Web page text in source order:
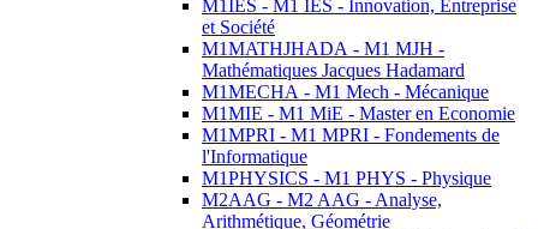
M1IES - M1 IES - Innovation, Entreprise
et Société
M1MATHJHADA - M1 MJH -
Mathématiques Jacques Hadamard
M1MECHA - M1 Mech - Mécanique
M1MIE - M1 MiE - Master en Economie
M1MPRI - M1 MPRI - Fondements de
l'Informatique
M1PHYSICS - M1 PHYS - Physique
M2AAG - M2 AAG - Analyse,
Arithmétique, Géométrie